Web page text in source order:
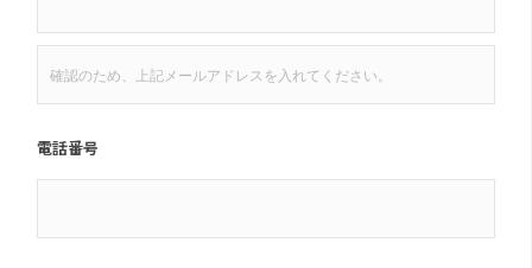
電話番号